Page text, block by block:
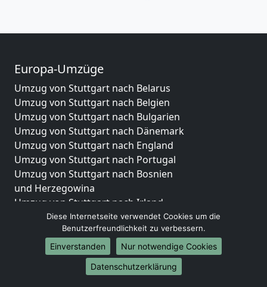
Europa-Umzüge
Umzug von Stuttgart nach Belarus
Umzug von Stuttgart nach Belgien
Umzug von Stuttgart nach Bulgarien
Umzug von Stuttgart nach Dänemark
Umzug von Stuttgart nach England
Umzug von Stuttgart nach Portugal
Umzug von Stuttgart nach Bosnien
und Herzegowina
Umzug von Stuttgart nach Irland
Umzug von Stuttgart nach Lettland
Umzug von Stuttgart nach Zypern
Umzug von Stuttgart nach Kroatien
Umzug von Stuttgart nach Estland
Umzug von Stuttgart nach Finnland
Diese Internetseite verwendet Cookies um die
Benutzerfreundlichkeit zu verbessern.
Einverstanden
Nur notwendige Cookies
Datenschutzerklärung